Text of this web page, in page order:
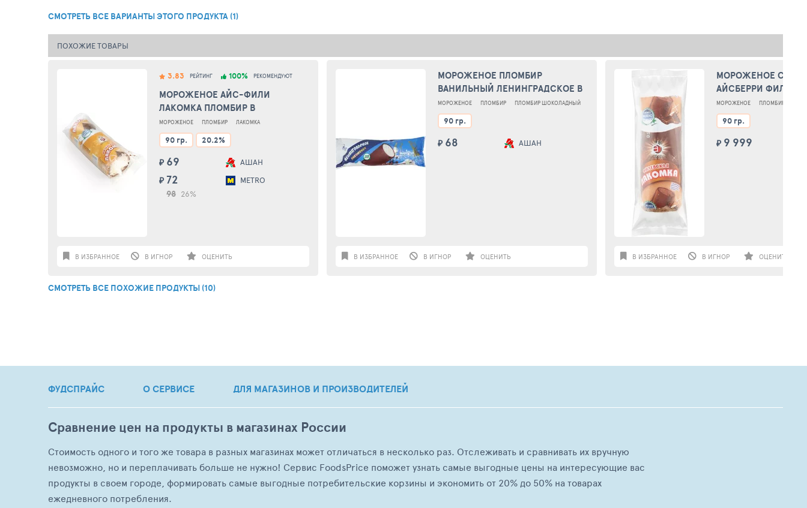
СМОТРЕТЬ ВСЕ ВАРИАНТЫ ЭТОГО ПРОДУКТА (1)
ПОХОЖИЕ ТОВАРЫ
3.83 РЕЙТИНГ 100% РЕКОМЕНДУЮТ
МОРОЖЕНОЕ АЙС-ФИЛИ
ЛАКОМКА ПЛОМБИР В
ШОКОЛАДНОЙ ГЛАЗУРИ 90Г
МОРОЖЕНОЕ ПЛОМБИР ЛАКОМКА
90 гр. 20.2%
₽ 69 АШАН
₽ 72
98 26%
METRO
В ИЗБРАННОЕ В ИГНОР ОЦЕНИТЬ
МОРОЖЕНОЕ ПЛОМБИР
ВАНИЛЬНЫЙ ЛЕНИНГРАДСКОЕ В
"ШОКОЛАДНО-СЛИВОЧНОЙ "
ВЗБИТОЙ ГЛАЗУРИ ЛАКОМОЧКА
90Г, РОССИЯ
МОРОЖЕНОЕ ПЛОМБИР ПЛОМБИР ШОКОЛАДНЫЙ
90 гр.
₽ 68 АШАН
В ИЗБРАННОЕ В ИГНОР ОЦЕНИТЬ
МОРОЖЕНОЕ
АЙСБЕРРИ
В ШОКОЛАДНОЙ
МОРОЖЕНОЕ ПЛОМБИР
90 гр.
₽ 9 999
В ИЗБРАННОЕ В ИГНОР ОЦЕНИТЬ
СМОТРЕТЬ ВСЕ ПОХОЖИЕ ПРОДУКТЫ (10)
ФУДСПРАЙС О СЕРВИСЕ ДЛЯ МАГАЗИНОВ И ПРОИЗВОДИТЕЛЕЙ
Сравнение цен на продукты в магазинах России
Стоимость одного и того же товара в разных магазинах может отличаться в несколько раз. Отслеживать и сравнивать их вручную
невозможно, но и переплачивать больше не нужно! Сервис FoodsPrice поможет узнать самые выгодные цены на интересующие вас
продукты в своем городе, формировать самые выгодные потребительские корзины и экономить от 20% до 50% на товарах
ежедневного потребления.